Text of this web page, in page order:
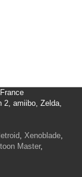
2, amiibo, Zelda,
, Xenoblade,
Master,